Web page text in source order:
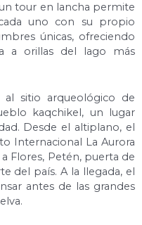
tour en lancha permite
uno con su propio
únicas, ofreciendo
a orillas del lago más
al sitio arqueológico de
kaqchikel, un lugar
Desde el altiplano, el
Internacional La Aurora
Flores, Petén, puerta de
del país. A la llegada, el
antes de las grandes